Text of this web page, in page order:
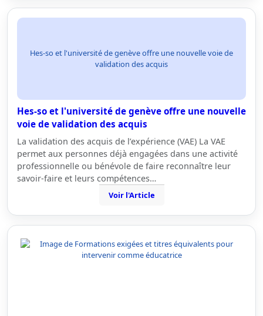
Hes-so et l'université de genève offre une nouvelle voie de
validation des acquis
Hes-so et l'université de genève offre une nouvelle
voie de validation des acquis
La validation des acquis de l’expérience (VAE) La VAE
permet aux personnes déjà engagées dans une activité
professionnelle ou bénévole de faire reconnaître leur
savoir-faire et leurs compétences…
Voir l'Article